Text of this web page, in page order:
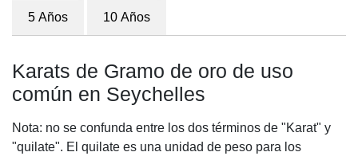
5 Años 10 Años
Karats de Gramo de oro de uso
común en Seychelles
Nota: no se confunda entre los dos términos de "Karat" y
"quilate". El quilate es una unidad de peso para los